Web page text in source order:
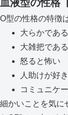
血液型の性格
O型の性格の特徴
大らかである
大雑把である
怒ると怖い
人助けが好
コミュニケ
細かいことを気に